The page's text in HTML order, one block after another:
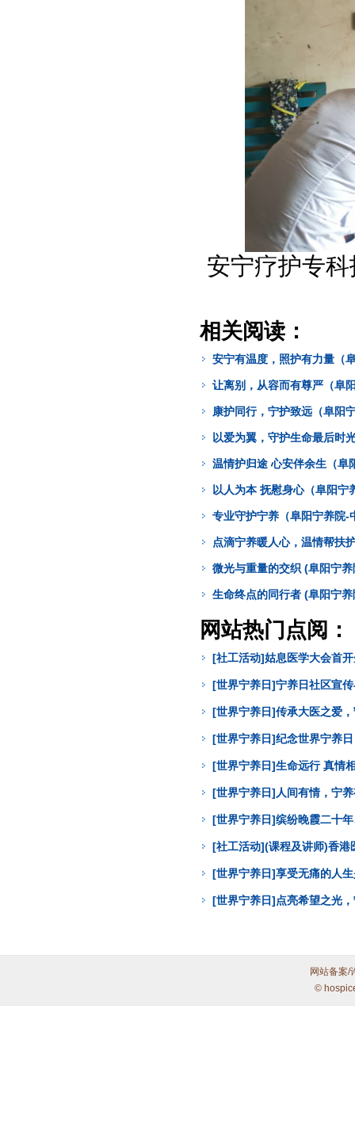
安宁疗护专
相关阅读：
安宁有温度，照护有力量（
让离别，从容而有尊严（阜
康护同行，宁护致远（阜阳
以爱为翼，守护生命最后时
温情护归途 心安伴余生（阜
以人为本 抚慰身心（阜阳
专业守护宁养（阜阳宁养院-
点滴宁养暖人心，温情帮扶
微光与重量的交织 (阜阳宁
生命终点的同行者 (阜阳宁
网站热门点阅：
[社工活动]姑息医学大会首
[世界宁养日]宁养日社区宣
[世界宁养日]传承大医之爱
[世界宁养日]纪念世界宁养
[世界宁养日]生命远行 真情
[世界宁养日]人间有情，宁
[世界宁养日]缤纷晚霞二十
[社工活动](课程及讲师)香
[世界宁养日]享受无痛的人
[世界宁养日]点亮希望之光
网站备案/
©